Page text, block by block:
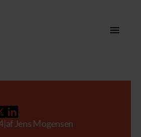
|af Jens Mogensen